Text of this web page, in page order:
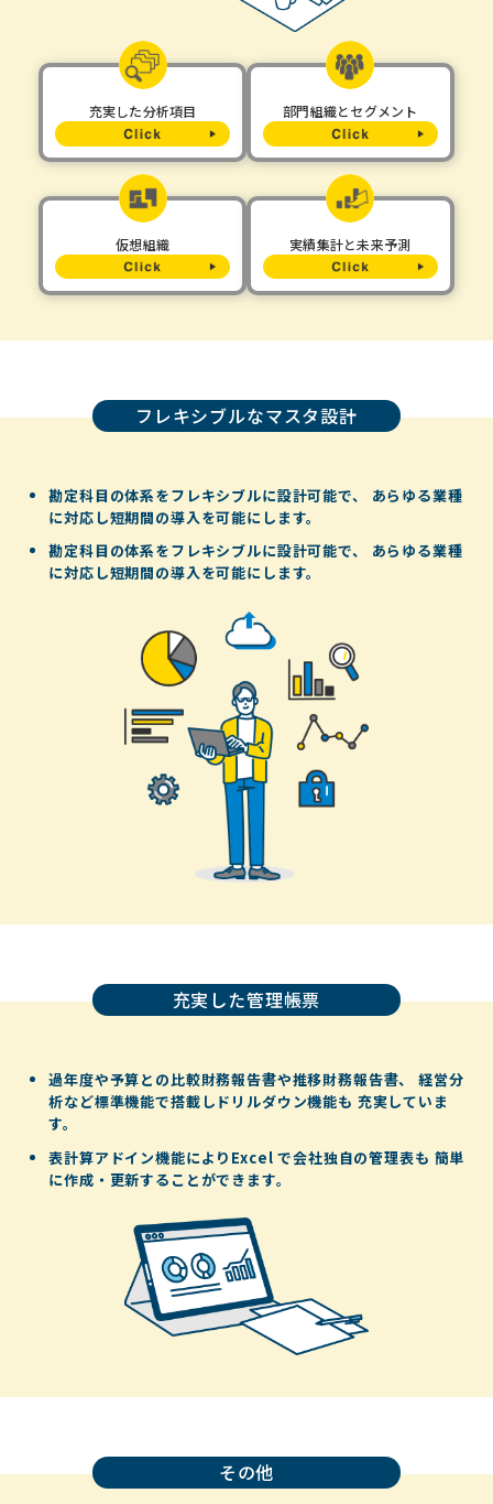
充実した分析項目 部門組織とセグメント
仮想組織 実績集計と未来予測
フレキシブルなマスタ設計
勘定科目の体系をフレキシブルに設計可能で、
あらゆる業種
に対応し短期間の導入を可能にします。
勘定科目の体系をフレキシブルに設計可能で、
あらゆる業種
に対応し短期間の導入を可能にします。
充実した管理帳票
過年度や予算との比較財務報告書や推移財務報告書、
経営分
析など標準機能で搭載しドリルダウン機能も 充実していま
す。
表計算アドイン機能によりExcel で会社独自の管理表も 簡単
に作成・更新することができます。
その他